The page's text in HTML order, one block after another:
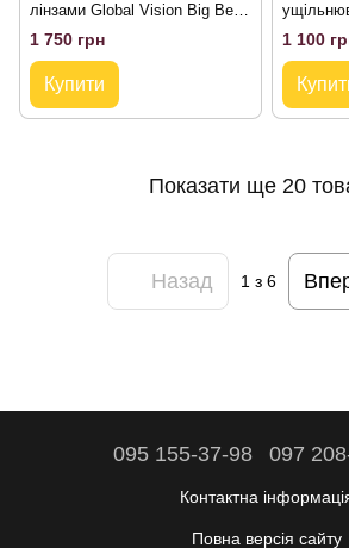
лінзами Global Vision Big Ben
KIT
1 750 грн
Купити
прозорі
вставкою
1 100
Показати ще 20
Назад 1з 6
095 155-37-98 097
Контактна
Повна версія сайту